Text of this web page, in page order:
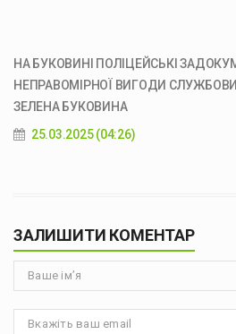
НА БУКОВИНІ ПОЛІЦЕЙСЬКІ
НЕПРАВОМІРНОЇ ВИГОДИ
ЗЕЛЕНА БУКОВИНА
25.03.2025 (04:26)
ЗАЛИШИТИ КОМЕНТАР